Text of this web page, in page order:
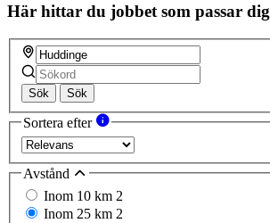
Här hittar du jobbet som passar dig
Sök Sök
Sortera efter
Avstånd
Inom 10 km 2
Inom 25 km 2